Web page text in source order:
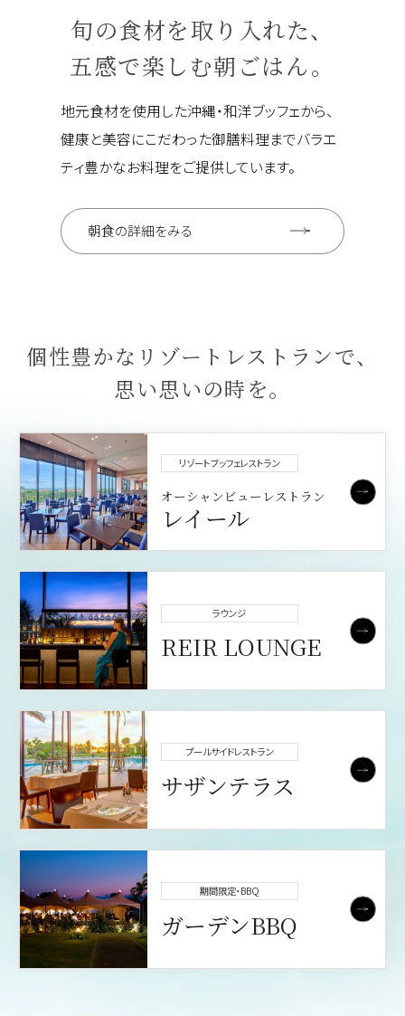
旬の食材を取り入れた、
五感で楽しむ朝ごはん。
地元食材を使用した沖縄・和洋ブッフェから、
健康と美容にこだわった御膳料理までバラエ
ティ豊かなお料理をご提供しています。
朝食の詳細をみる
個性豊かなリゾートレストランで、
思い思いの時を。
リゾートブッフェレストラン
オーシャンビューレストラン
レイール
ラウンジ
REIR LOUNGE
プールサイドレストラン
サザンテラス
期間限定・BBQ
ガーデンBBQ